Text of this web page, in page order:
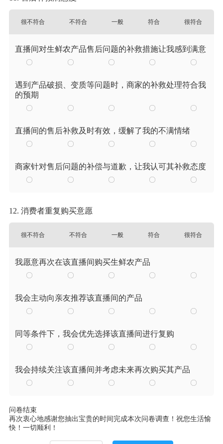
很不符合 不符合 一般 符合 很符合
直播间对生鲜农产品售后问题的补救措施让我感到满意
遇到产品破损、变质等问题时，商家的补救处理符合我
的预期
直播间的售后补救及时有效，缓解了我的不满情绪
商家针对售后问题的补偿与道歉，让我认可其补救态度
12. 消费者重复购买意愿
很不符合 不符合 一般 符合 很符合
我愿意再次在该直播间购买生鲜农产品
我会主动向亲友推荐该直播间的产品
同等条件下，我会优先选择该直播间进行复购
我会持续关注该直播间并考虑未来再次购买其产品
问卷结束
再次衷心地感谢您抽出宝贵的时间完成本次问卷调查！祝您生活愉
快！一切顺利！